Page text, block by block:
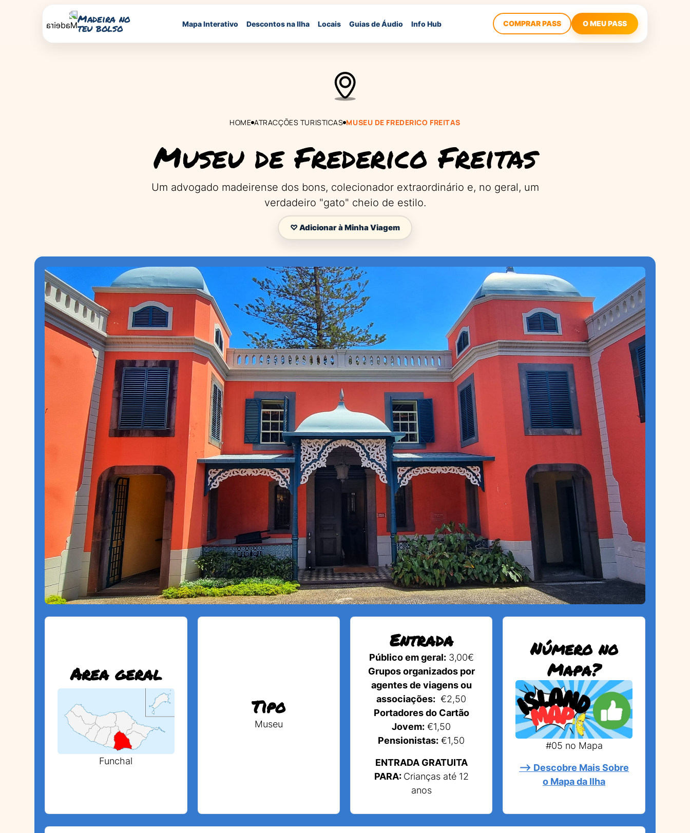
Madeira no
teu bolso Mapa Interativo Descontos na Ilha Locais Guias de Áudio Info Hub COMPRAR PASS O MEU PASS
HOME ATRACÇÕES TURISTICAS MUSEU DE FREDERICO FREITAS
Museu de Frederico Freitas
Um advogado madeirense dos bons, colecionador extraordinário e, no geral, um
verdadeiro "gato" cheio de estilo.
♡ Adicionar à Minha Viagem
Area geral
Funchal
Tipo
Museu
Entrada
Público em geral:3,00€
Grupos organizados por
agentes de viagens ou
associações: €2,50
Portadores do Cartão
Jovem: €1,50
Pensionistas: €1,50
ENTRADA GRATUITA
PARA: Crianças até 12
anos
Número no
Mapa?
#05 no Mapa
--> Descobre Mais Sobre
o Mapa da Ilha